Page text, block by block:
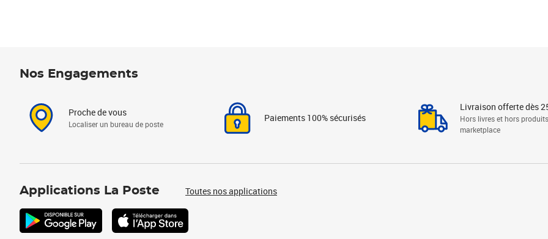
Nos Engagements
Proche de vous
Localiser un bureau de poste
Paiements 100% sécurisés
Livraison offerte dès
Hors livres et hors produits
marketplace
Applications La Poste Toutes nos applications